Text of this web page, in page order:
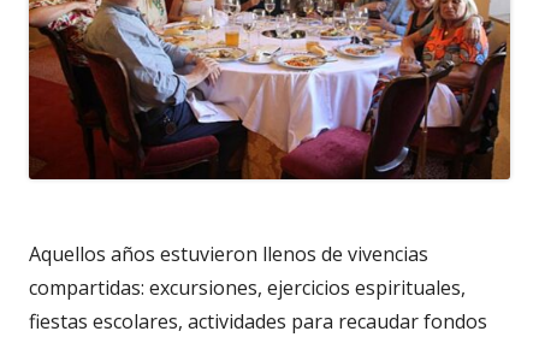
Aquellos años estuvieron llenos de vivencias
compartidas: excursiones, ejercicios espirituales,
fiestas escolares, actividades para recaudar fondos